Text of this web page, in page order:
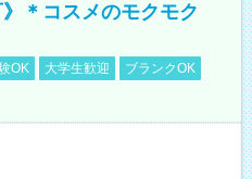
＊コスメのモクモク
OK 大学生歓迎
ブランクOK